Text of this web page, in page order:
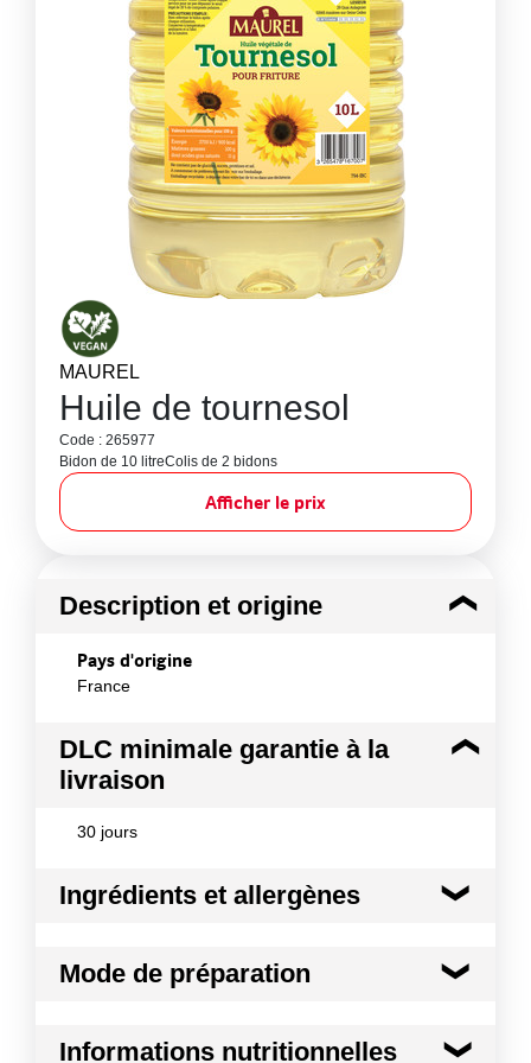
MAUREL
Huile de tournesol
Code : 265977
Bidon de 10 litreColis de 2 bidons
Afficher le prix
Description et origine
Pays d'origine
France
DLC minimale garantie à la
livraison
30 jours
Ingrédients et allergènes
Huile de tournesol, antimoussant E 900
Opérations
Mode de préparation
conseillée pour les fritures 180°C
Informations nutritionnelles